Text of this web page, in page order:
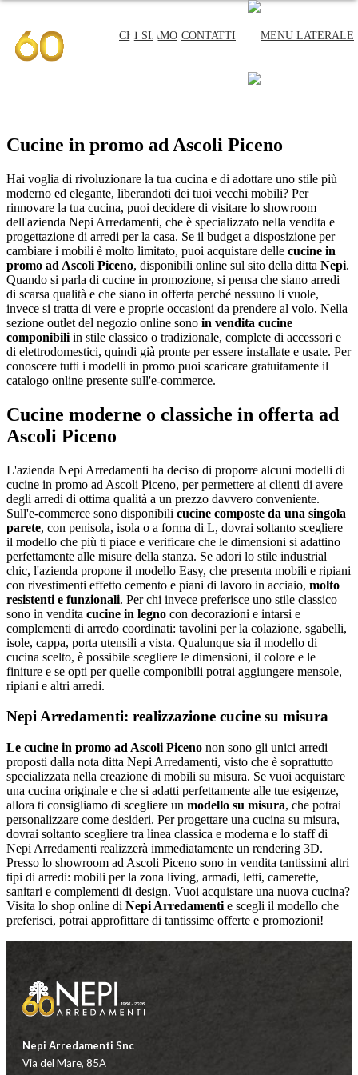
CHI SIAMO CONTATTI
Cucine in promo ad Ascoli Piceno
Hai voglia di rivoluzionare la tua cucina e di adottare uno stile più
moderno ed elegante, liberandoti dei tuoi vecchi mobili? Per
rinnovare la tua cucina, puoi decidere di visitare lo showroom
dell'azienda Nepi Arredamenti, che è specializzato nella vendita e
progettazione di arredi per la casa. Se il budget a disposizione per
cambiare i mobili è molto limitato, puoi acquistare delle cucine in
promo ad Ascoli Piceno, disponibili online sul sito della ditta Nepi.
Quando si parla di cucine in promozione, si pensa che siano arredi
di scarsa qualità e che siano in offerta perché nessuno li vuole,
invece si tratta di vere e proprie occasioni da prendere al volo. Nella
sezione outlet del negozio online sono in vendita cucine
componibili in stile classico o tradizionale, complete di accessori e
di elettrodomestici, quindi già pronte per essere installate e usate. Per
conoscere tutti i modelli in promo puoi scaricare gratuitamente il
catalogo online presente sull'e-commerce.
Cucine moderne o classiche in offerta ad
Ascoli Piceno
L'azienda Nepi Arredamenti ha deciso di proporre alcuni modelli di
cucine in promo ad Ascoli Piceno, per permettere ai clienti di avere
degli arredi di ottima qualità a un prezzo davvero conveniente.
Sull'e-commerce sono disponibili cucine composte da una singola
parete, con penisola, isola o a forma di L, dovrai soltanto scegliere
il modello che più ti piace e verificare che le dimensioni si adattino
perfettamente alle misure della stanza. Se adori lo stile industrial
chic, l'azienda propone il modello Easy, che presenta mobili e ripiani
con rivestimenti effetto cemento e piani di lavoro in acciaio, molto
resistenti e funzionali. Per chi invece preferisce uno stile classico
sono in vendita cucine in legno con decorazioni e intarsi e
complementi di arredo coordinati: tavolini per la colazione, sgabelli,
isole, cappa, porta utensili a vista. Qualunque sia il modello di
cucina scelto, è possibile scegliere le dimensioni, il colore e le
finiture e se opti per quelle componibili potrai aggiungere mensole,
ripiani e altri arredi.
Nepi Arredamenti: realizzazione cucine su misura
Le cucine in promo ad Ascoli Piceno non sono gli unici arredi
proposti dalla nota ditta Nepi Arredamenti, visto che è soprattutto
specializzata nella creazione di mobili su misura. Se vuoi acquistare
una cucina originale e che si adatti perfettamente alle tue esigenze,
allora ti consigliamo di scegliere un modello su misura, che potrai
personalizzare come desideri. Per progettare una cucina su misura,
dovrai soltanto scegliere tra linea classica e moderna e lo staff di
Nepi Arredamenti realizzerà immediatamente un rendering 3D.
Presso lo showroom ad Ascoli Piceno sono in vendita tantissimi altri
tipi di arredi: mobili per la zona living, armadi, letti, camerette,
sanitari e complementi di design. Vuoi acquistare una nuova cucina?
Visita lo shop online di Nepi Arredamenti e scegli il modello che
preferisci, potrai approfittare di tantissime offerte e promozioni!
Nepi Arredamenti Snc
Via del Mare, 85A